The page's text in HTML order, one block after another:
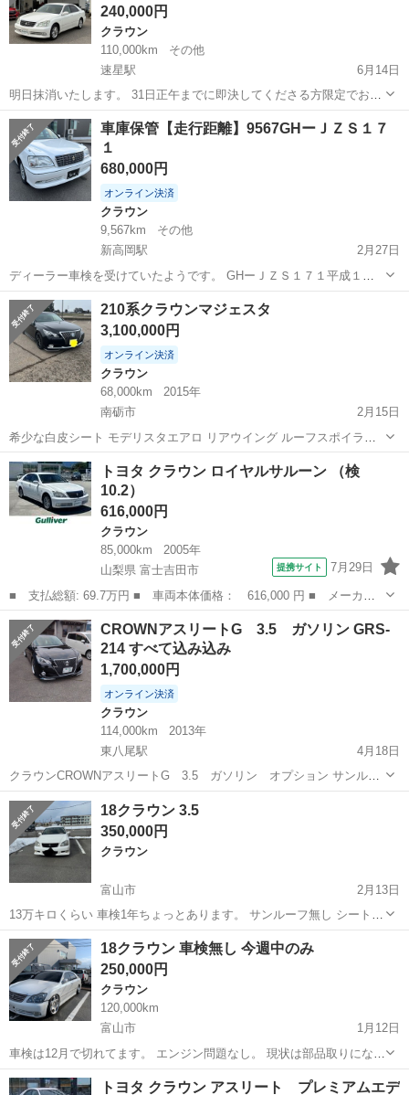
240,000円
クラウン
110,000km
その他
速星駅
6月14日
明日抹消いたします。 31日正午までに即決してくださる方限定でお問
い合わせください。 H17年9月 トヨタ クラウン ロイヤルサルーン
いつかはクラウン👑エンジン快調の1台が入荷しました🙌 ・ 年式:平成
17年9月 距離...
富山 富山市 速星駅 クラウン
車庫保管【走行距離】9567GHーＪＺＳ１７
１
680,000円
オンライン決済
クラウン
9,567km
その他
新高岡駅
2月27日
ディーラー車検を受けていたようです。 GHーＪＺＳ１７１平成１２
年ロイヤルサルーン 欲しい人居られないようでしたら保管します。
【走行距離】9567㎞ 【傷などの状態】綺麗な状態だと思います 【ア
ピールポイント】車庫保管、状...
富山 高岡市 新高岡駅 走行距離
210系クラウンマジェスタ
3,100,000円
オンライン決済
クラウン
68,000km
2015年
南砺市
2月15日
希少な白皮シート モデリスタエアロ リアウイング ルーフスポイラー
距離68000k 乗っていますので距離増えます。 新品、車高調ラルグス
27年式 今年度分の税金、リサイクル料お願い致します。 不具合等御座
いません。 定型...
富山 南砺市 クラウン クラウンマジェスタ
トヨタ クラウン ロイヤルサルーン （検
10.2）
616,000円
クラウン
85,000km
2005年
山梨県 富士吉田市
提携サイト 7月29日
■ 支払総額: 69.7万円 ■ 車両本体価格： 616,000 円 ■ メーカー
名： トヨタ ■ 車種名： クラウン ■ グレード名： ロイヤルサ
ルーン ■ 排気量： 2500cc ■ ドア枚数： 4D ■ ミッション：...
山梨 富士吉田市
CROWNアスリートG 3.5 ガソリン GRS-
214 すべて込み込み
1,700,000円
オンライン決済
クラウン
114,000km
2013年
東八尾駅
4月18日
クラウンCROWNアスリートG 3.5 ガソリン オプション サンルー
フ、全席イージークローザー、本革シート、リヤドアサンシェード、
リヤ5面フィルム施工 サンルーフと足回りからの異音小有り、車検た
っぷりR8.8月まで。夏タイ...
富山 富山市 東八尾駅
18クラウン 3.5
350,000円
クラウン
富山市
2月13日
13万キロくらい 車検1年ちょっとあります。 サンルーフ無し シートカ
バー 車高調 リアワンオフストレート4本出し フロントテーブル 夏タ
イヤは要相談 現在スタッドレス 不具合ありません。 プリウスと交換
考えます。...
富山 富山市 クラウン 車高調
18クラウン 車検無し 今週中のみ
250,000円
クラウン
120,000km
富山市
1月12日
車検は12月で切れてます。 エンジン問題なし。 現状は部品取りになっ
てます。 何個かチェックランプ付いてます。 タイヤありません。 腹
下加工してあります。 エンジン上げ メンバー前後上げ トランクにタ
富山 富山市 クラウン
トヨタ クラウン アスリート プレミアムエデ